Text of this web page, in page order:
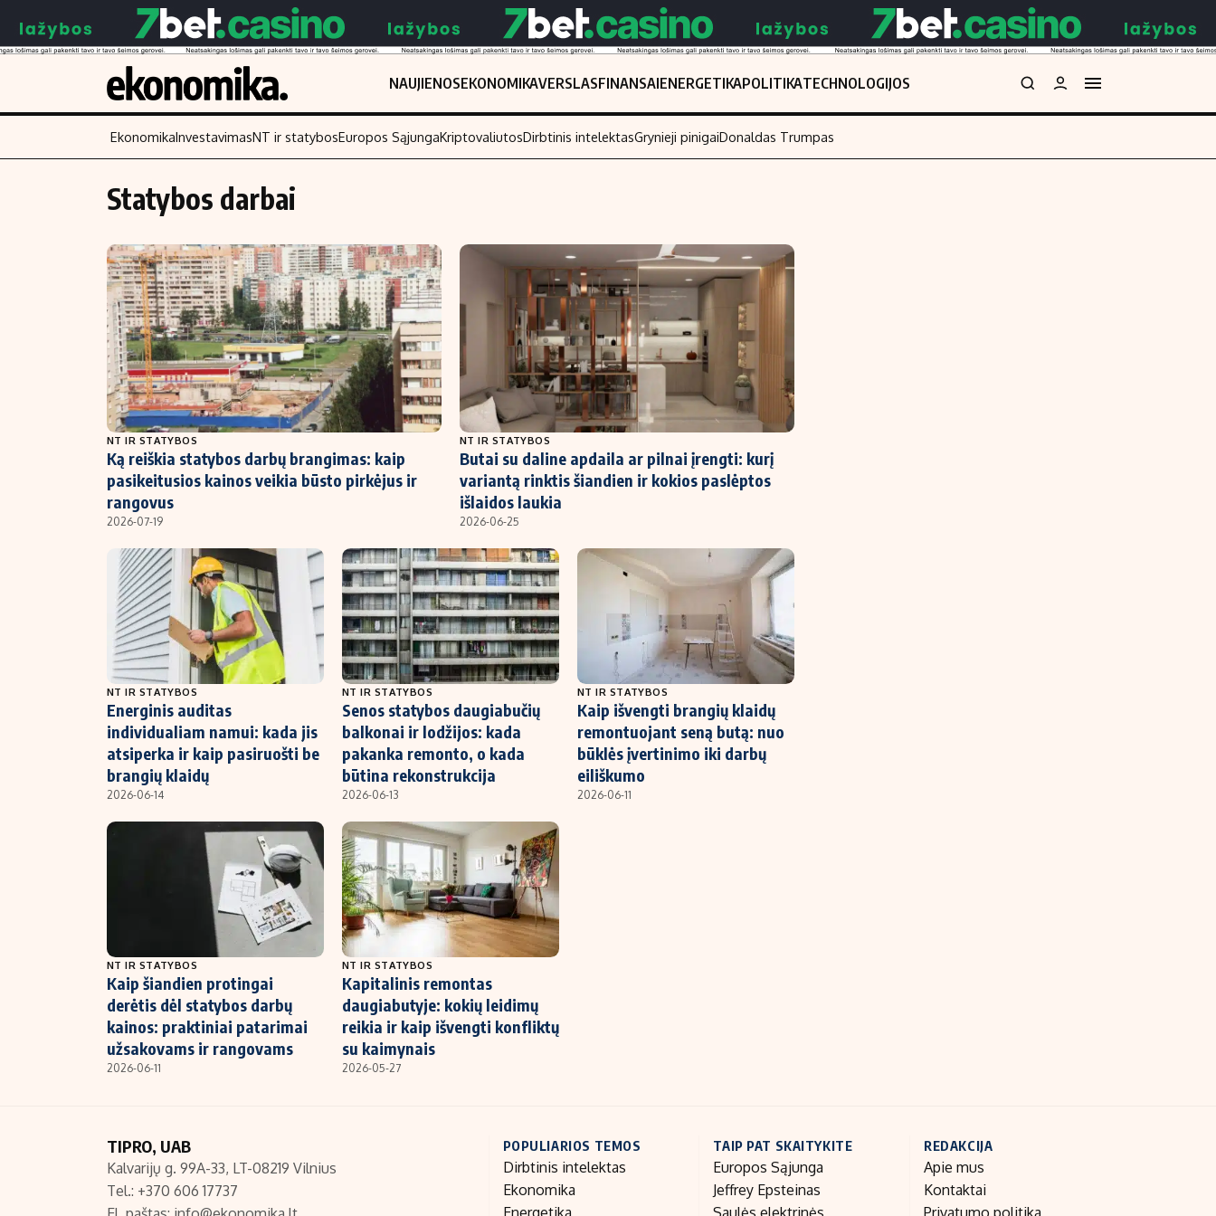
NAUJIENOSEKONOMIKAVERSLASFINANSAIENERGETIKAPOLITIKATECHNOLOGIJOS
Turinys
Naujienos
Aplinka
Verslas
Energetika
Ekonomika
Politika
NT ir statybos
Finansai
Įmonės
Žemės ūkis
Technologijos
Laisvalaikis
Investavimas
Akcijų rinka
Saulės elektrinės
Kriptovaliutos
Infliacija
Migracija
Nedarbo išmokos skaičiuoklė
Indėliai
Indėlių skaičiuoklė
Įdomios naujienos
EkonomikaInvestavimasNT ir statybosEuropos SąjungaKriptovaliutosDirbtinis intelektasGrynieji pinigaiDonaldas Trumpas
Statybos darbai
NT IR STATYBOS
Ką reiškia statybos darbų brangimas: kaip
pasikeitusios kainos veikia būsto pirkėjus ir
rangovus
2026-07-19
NT IR STATYBOS
Butai su daline apdaila ar pilnai įrengti: kurį
variantą rinktis šiandien ir kokios paslėptos
išlaidos laukia
2026-06-25
NT IR STATYBOS
Energinis auditas
individualiam namui: kada jis
atsiperka ir kaip pasiruošti be
brangių klaidų
2026-06-14
NT IR STATYBOS
Senos statybos daugiabučių
balkonai ir lodžijos: kada
pakanka remonto, o kada
būtina rekonstrukcija
2026-06-13
NT IR STATYBOS
Kaip išvengti brangių klaidų
remontuojant seną butą: nuo
būklės įvertinimo iki darbų
eiliškumo
2026-06-11
NT IR STATYBOS
Kaip šiandien protingai
derėtis dėl statybos darbų
kainos: praktiniai patarimai
užsakovams ir rangovams
2026-06-11
NT IR STATYBOS
Kapitalinis remontas
daugiabutyje: kokių leidimų
reikia ir kaip išvengti konfliktų
su kaimynais
2026-05-27
TIPRO, UAB
Kalvarijų g. 99A-33, LT-08219 Vilnius
Tel.: +370 606 17737
POPULIARIOS TEMOS
Dirbtinis intelektas
Ekonomika
TAIP PAT SKAITYKITE
Europos Sąjunga
Jeffrey Epsteinas
REDAKCIJA
Apie mus
Kontaktai